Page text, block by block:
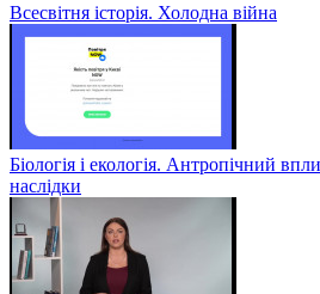
Всесвітня історія. Холодна війна
Біологія і екологія. Антропічний
наслідки